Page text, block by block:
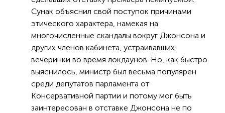
Сунак объяснил свой поступок причинами
этического характера, намекая на
многочисленные скандалы вокруг Джонсона и
других членов кабинета, устраивавших
вечеринки во время локдаунов. Но, как быстро
выяснилось, министр был весьма популярен
среди депутатов парламента от
Консервативной партии и потому мог быть
заинтересован в отставке Джонсона не по